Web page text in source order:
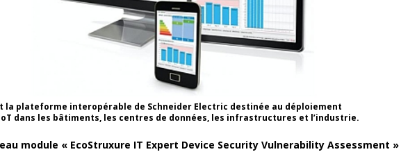
la plateforme interopérable de Schneider Electric destinée au déploiement
dans les bâtiments, les centres de données, les infrastructures et l’industrie.
module « EcoStruxure IT Expert Device Security Vulnerability Assessment »